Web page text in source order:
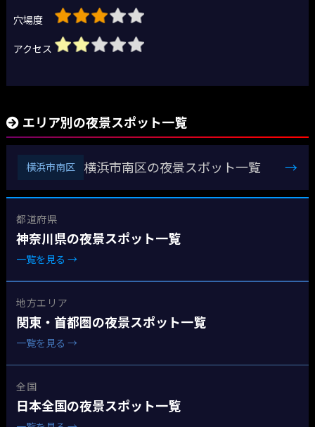
穴場度
アクセス
エリア別の夜景スポット一覧
横浜市南区 横浜市南区の夜景スポット一覧 →
都道府県
神奈川県の夜景スポット一覧
一覧を見る →
地方エリア
関東・首都圏の夜景スポット一覧
一覧を見る →
全国
日本全国の夜景スポット一覧